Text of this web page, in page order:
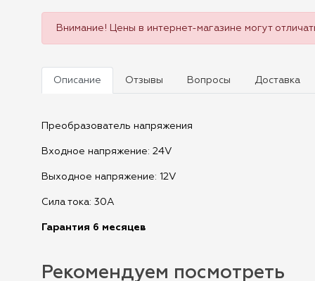
Внимание! Цены в интернет-магазине могут
Описание Отзывы Вопросы Доставка
Преобразователь напряжения
Входное напряжение: 24V
Выходное напряжение: 12V
Сила тока: 30А
Гарантия 6 месяцев
Рекомендуем посмотреть